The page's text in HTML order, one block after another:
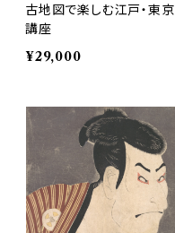
古地図で楽しむ江戸・東京
講座
¥29,000